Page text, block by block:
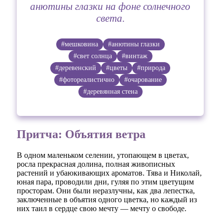
анютины глазки на фоне солнечного
света.
#мешковина
#анютины глазки
#свет солнца
#винтаж
#деревенский
#цветы
#природа
#фотореалистично
#очарование
#деревянная стена
Притча: Объятия ветра
В одном маленьком селении, утопающем в цветах,
росла прекрасная долина, полная живописных
растений и убаюкивающих ароматов. Тява и Николай,
юная пара, проводили дни, гуляя по этим цветущим
просторам. Они были неразлучны, как два лепестка,
заключенные в объятия одного цветка, но каждый из
них таил в сердце свою мечту — мечту о свободе.